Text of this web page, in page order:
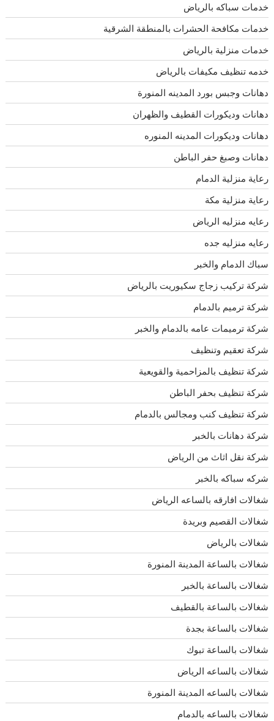
خدمات سباكه بالرياض
خدمات مكافحة الحشرات بالمنطقة الشرقية
خدمات منزلية بالرياض
خدمه تنظيف مكيفات بالرياض
دهانات وجبس بورد المدينه المنورة
دهانات وديكورات القطيف والظهران
دهانات وديكورات المدينه المنوره
دهانات وصبغ حفر الباطن
رعاية منزلية الدمام
رعاية منزلية مكة
رعايه منزليه الرياض
رعايه منزليه جده
سباك الدمام والخبر
شركة تركيب زجاج سكيوريت بالرياض
شركة ترميم بالدمام
شركة ترميمات عامه بالدمام والخبر
شركة تعقيم وتنظيف
شركة تنظيف بالمزاحمية والقويعية
شركة تنظيف بحفر الباطن
شركة تنظيف كنب ومجالس بالدمام
شركة دهانات بالخبر
شركة نقل اثاث من الرياض
شركه سباكه بالخبر
شغالات افارقه بالساعه الرياض
شغالات القصيم وبريدة
شغالات بالرياض
شغالات بالساعة المدينة المنورة
شغالات بالساعة بالخبر
شغالات بالساعة بالقطيف
شغالات بالساعة بجدة
شغالات بالساعة تبوك
شغالات بالساعه الرياض
شغالات بالساعه المدينة المنورة
شغالات بالساعه بالدمام